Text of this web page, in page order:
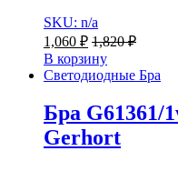
SKU: n/a
1,060 ₽ 1,820₽
В корзину
Светодиодные Бра
Бра G61361/
Gerhort